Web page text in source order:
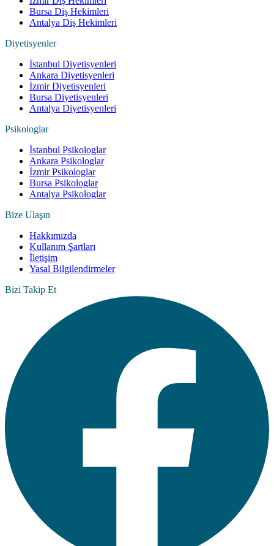
Bursa Diş Hekimleri
Antalya Diş Hekimleri
Diyetisyenler
İstanbul Diyetisyenleri
Ankara Diyetisyenleri
İzmir Diyetisyenleri
Bursa Diyetisyenleri
Antalya Diyetisyenleri
Psikologlar
İstanbul Psikologlar
Ankara Psikologlar
İzmir Psikologlar
Bursa Psikologlar
Antalya Psikologlar
Bize Ulaşın
Hakkımızda
Kullanım Şartları
İletişim
Yasal Bilgilendirmeler
Bizi Takip Et